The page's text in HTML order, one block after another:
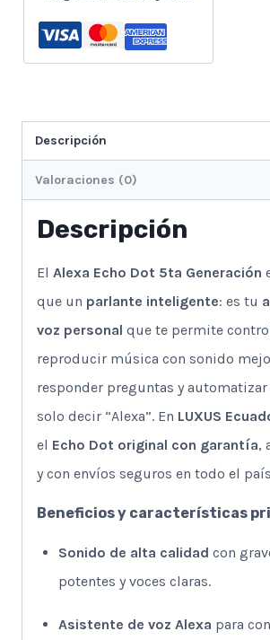
INTELIGENTE,
ASISTENTE
cantidad
Descripción
Valoraciones (0)
Descripción
El Alexa Echo Dot 5ta Generación
que un parlante inteligente: es tu
voz personal que te permite
reproducir música con sonido
responder preguntas y automatizar
solo decir “Alexa”. En LUXUS
el Echo Dot original con garantía,
y con envíos seguros en todo el
Beneficios y características
Sonido de alta calidad con
potentes y voces claras.
Asistente de voz Alexa para